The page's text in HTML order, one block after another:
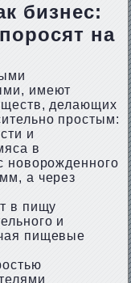
бизнес:
на
имеют
делающих
простым:
и
в
новорожденного
а через
в пищу
и
пищевые